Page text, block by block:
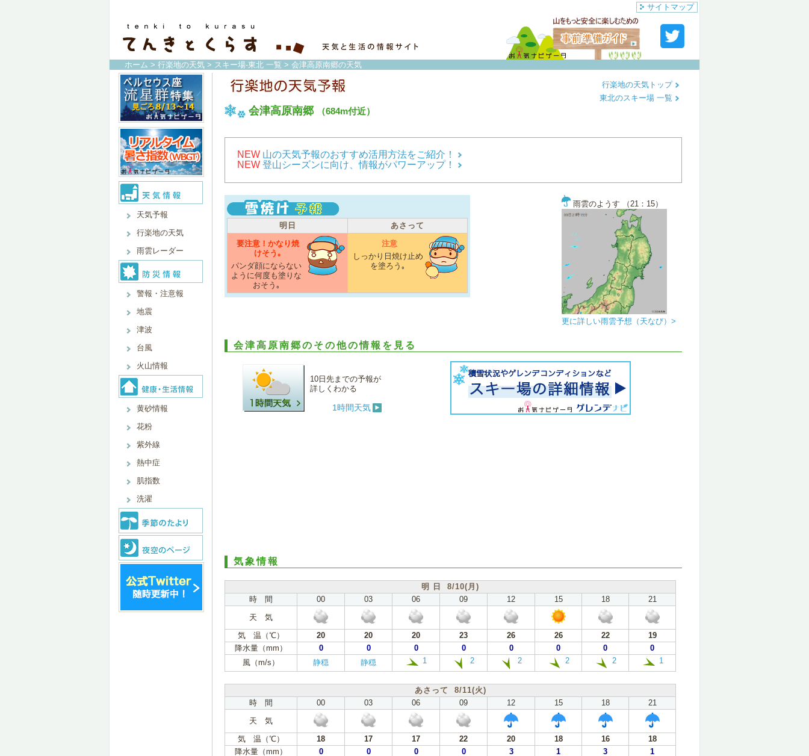
サイトマップ
ホーム > 行楽地の天気 > スキー場-東北 一覧 > 会津高原南郷の天気
天気予報
行楽地の天気
雨雲レーダー
警報・注意報
地震
津波
台風
火山情報
黄砂情報
花粉
紫外線
熱中症
肌指数
洗濯
会津高原南郷 （684m付近）
行楽地の天気トップ
東北のスキー場 一覧
NEW 山の天気予報のおすすめ活用方法をご紹介！
NEW 登山シーズンに向け、情報がパワーアップ！
明日
あさって
要注意！かなり焼
けそう｡
パンダ顔にならない
ように何度も塗りな
おそう｡
注意
しっかり日焼け止め
を塗ろう｡
雨雲のようす （21：15）
更に詳しい雨雲予想（天なび）>
会津高原南郷のその他の情報を見る
10日先までの予報が
詳しくわかる
1時間天気
気象情報
明 日 8/10(月)
時 間
00 03 06 09 12 15 18
21
天 気
気 温（℃）
20 20 20 23 26 26 22
19
降水量（mm）
0 0 0 0 0 0 0
0
風（m/s）
静穏 静穏 1 2 2 2 2 1
あさって 8/11(火)
時 間
00 03 06 09 12 15 18
21
天 気
気 温（℃）
18 17 17 22 20 18 16
18
降水量（mm）
0 0 0 0 3 1 3
1